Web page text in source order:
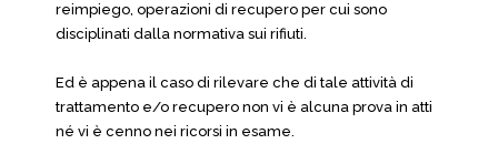
reimpiego, operazioni di recupero per cui sono
disciplinati dalla normativa sui rifiuti.
Ed è appena il caso di rilevare che di tale attività di
trattamento e/o recupero non vi è alcuna prova in atti
né vi è cenno nei ricorsi in esame.